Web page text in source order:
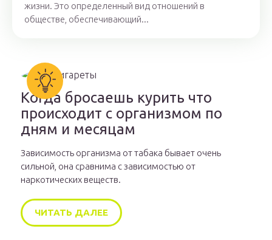
жизни. Это определенный вид отношений в
обществе, обеспечивающий...
Когда бросаешь курить что
происходит с организмом по
дням и месяцам
Зависимость организма от табака бывает очень
сильной, она сравнима с зависимостью от
наркотических веществ.
ЧИТАТЬ ДАЛЕЕ